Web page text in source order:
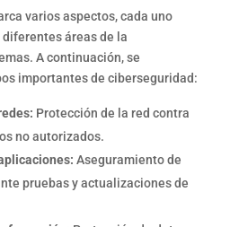
varios aspectos, cada uno
áreas de la
A continuación, se
importantes de ciberseguridad:
Protección de la red contra
no autorizados.
Aseguramiento de
pruebas y actualizaciones de